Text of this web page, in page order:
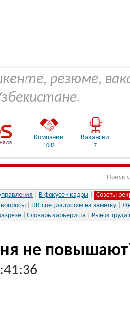
резюме,
Компании
1082
Вакансии
7
Поиск
В фокусе - кадры
Советы
HR-специалистам на заметку
Словарь карьериста Рынок труда
не